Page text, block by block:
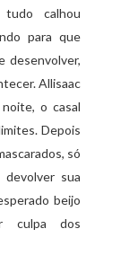
calhou
para que
desenvolver,
Allisaac
o casal
Depois
só
devolver sua
beijo
culpa dos